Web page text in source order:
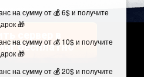
бесплатно
на сумму от 💰 6$ и получите
🎁
на сумму от 💰 10$ и получите
🎁
на сумму от 💰 20$ и получите